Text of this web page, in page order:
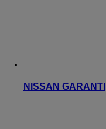
NISSAN GARANTI